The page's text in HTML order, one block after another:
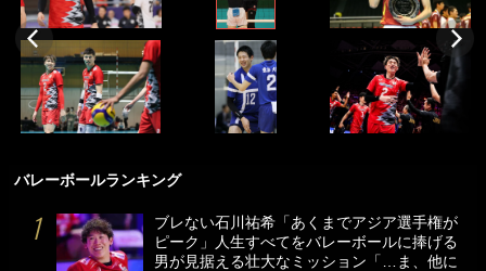
バレーボールランキング
ブレない石川祐希「あくまでアジア選手権が
ピーク」人生すべてをバレーボールに捧げる
男が見据える壮大なミッション「…ま、他に